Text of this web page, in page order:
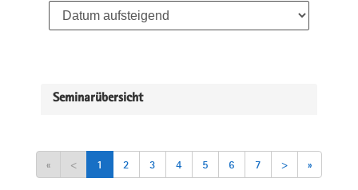
Seminarübersicht
« < 1 2 3 4 5 6 7 > »